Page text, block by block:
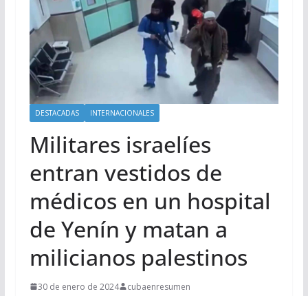
DESTACADAS INTERNACIONALES
Militares israelíes
entran vestidos de
médicos en un hospital
de Yenín y matan a
milicianos palestinos
30 de enero de 2024 cubaenresumen